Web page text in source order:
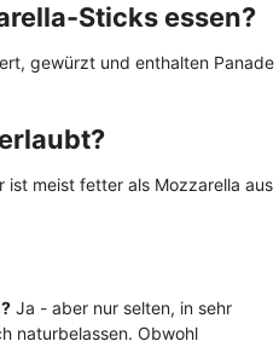
Sticks essen?
gewürzt und enthalten Panade
ist meist fetter als Mozzarella aus
Ja - aber nur selten, in sehr
naturbelassen. Obwohl